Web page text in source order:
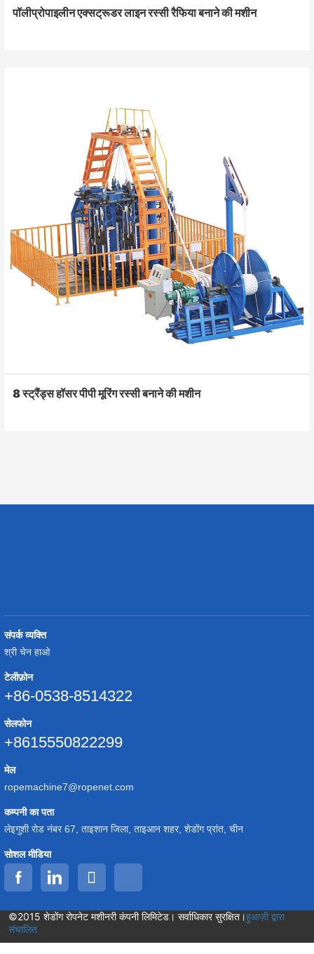
पॉलीप्रोपाइलीन एक्सट्रूडर लाइन रस्सी रैफिया बनाने की मशीन
8 स्ट्रैंड्स हॉसर पीपी मूरिंग रस्सी बनाने की मशीन
संपर्क व्यक्ति
श्री चेन हाओ
टेलीफ़ोन
+86-0538-8514322
सेलफोन
+8615550822299
मेल
ropemachine7@ropenet.com
कम्पनी का पता
लेइगुशी रोड नंबर 67, ताइशान जिला, ताइआन शहर, शेडोंग प्रांत, चीन
सोशल मीडिया
©2015 शेडोंग रोपनेट मशीनरी कंपनी लिमिटेड। सर्वाधिकार सुरक्षित।हुआज़ी द्वारा
संचालित